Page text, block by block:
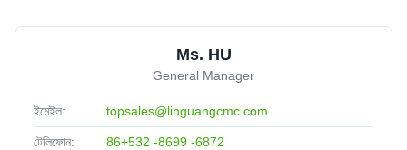
Ms. HU
General Manager
ইমেইল: topsales@linguangcmc.com
টেলিফোন: 86+532 -8699 -6872